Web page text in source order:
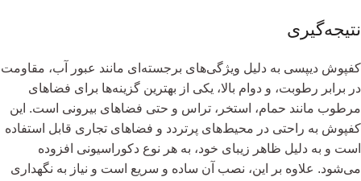
نتیجه‌گیری
کفپوش دیپسی به دلیل ویژگی‌های برجسته‌ای مانند عبور آب، مقاومت
در برابر رطوبت، و دوام بالا، یکی از بهترین گزینه‌ها برای فضاهای
مرطوب مانند حمام، استخر، تراس و حتی فضاهای بیرونی است. این
کفپوش به راحتی در محیط‌های پرتردد و فضاهای تجاری قابل استفاده
است و به دلیل ظاهر زیبای خود، به هر نوع دکوراسیونی افزوده
می‌شود. علاوه بر این، نصب آن ساده و سریع است و نیاز به نگهداری